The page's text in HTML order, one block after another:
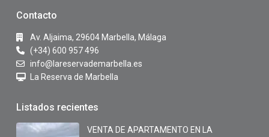
Contacto
Av. Aljaima, 29604 Marbella, Málaga
(+34) 600 957 496
info@lareservademarbella.es
La Reserva de Marbella
Listados recientes
VENTA DE APARTAMENTO EN LA